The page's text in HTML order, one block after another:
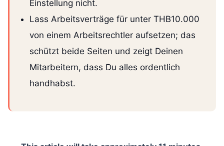
Einstellung nicht.
Lass Arbeitsverträge für unter THB10.000
von einem Arbeitsrechtler aufsetzen; das
schützt beide Seiten und zeigt Deinen
Mitarbeitern, dass Du alles ordentlich
handhabst.